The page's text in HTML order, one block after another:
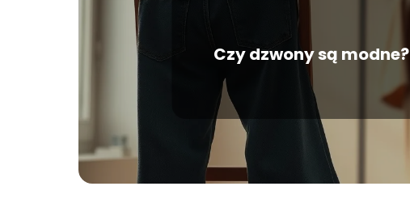
Czy dzwony są modne?